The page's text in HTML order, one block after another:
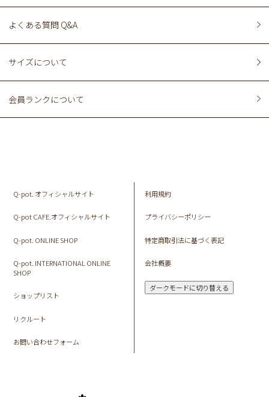
よくある質問 Q&A
サイズについて
会員ランクについて
Q-pot. オフィシャルサイト
Q-pot CAFE.オフィシャルサイト
Q-pot. ONLINE SHOP
Q-pot. INTERNATIONAL ONLINE
SHOP
ショップリスト
リクルート
お問い合わせフォーム
利用規約
プライバシーポリシー
特定商取引法に基づく表記
会社概要
ダークモードに切り替える